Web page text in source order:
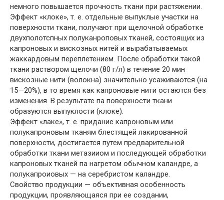
немного повышается прочность ткани при растяжении.
Эффект «клоке», т. е. отдельные выпуклые участки на
поверхности ткани, получают при щелочной обработке
двухполотспных полуканроповых тканей, состоящих из
капроновых и вискозных нитей и вырабатываемых
жаккардовым переплетением. После обработки такой
ткани раствором щелочи (80 г/л) в течение 20 мин
вискозные нити (волокна) значительно усаживаются (на
15—20%), в то время как капроновые нити остаются без
изменения. В результате па поверхности ткани
образуются выпуклости (клоке).
Эффект «лаке», т. е. придание капроновым или
полукапроновым тканям блестящей лакированной
поверхности, достигается путем предварительной
обработки ткани метазииом и последующей обработки
капроновых тканей па нагретом обычном каландре, а
полукапроиовых — на серебристом каландре.
Свойство продукции — объективная особенность
продукции, проявляющаяся при ее создании,